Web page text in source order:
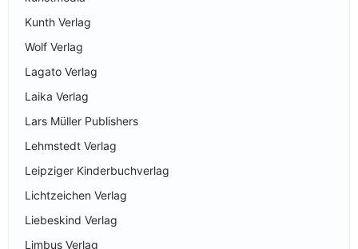
Kunth Verlag
Wolf Verlag
Lagato Verlag
Laika Verlag
Lars Müller Publishers
Lehmstedt Verlag
Leipziger Kinderbuchverlag
Lichtzeichen Verlag
Liebeskind Verlag
Limbus Verlag